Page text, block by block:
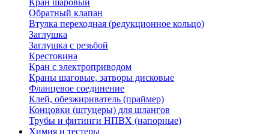
Кран шаровый
Обратный клапан
Втулка переходная (редукционное кольцо)
Заглушка
Заглушка с резьбой
Крестовина
Кран с электроприводом
Краны шаговые, затворы дисковые
Фланцевое соединение
Клей, обезжириватель (праймер)
Концовки (штуцеры) для шлангов
Трубы и фитинги НПВХ (напорные)
Химия и тестеры